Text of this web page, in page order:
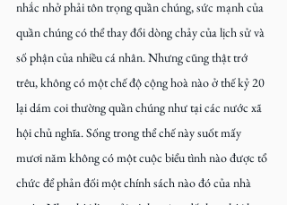
nhắc nhở phải tôn trọng quần chúng, sức mạnh của
quần chúng có thể thay đổi dòng chảy của lịch sử và
số phận của nhiều cá nhân. Nhưng cũng thật trớ
trêu, không có một chế độ cộng hoà nào ở thế kỷ 20
lại dám coi thường quần chúng như tại các nước xã
hội chủ nghĩa. Sống trong thể chế này suốt mấy
mươi năm không có một cuộc biểu tình nào được tổ
chức để phản đối một chính sách nào đó của nhà